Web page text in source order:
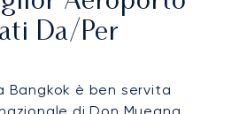
Da/per
Bangkok è ben servita
di Don Mueang